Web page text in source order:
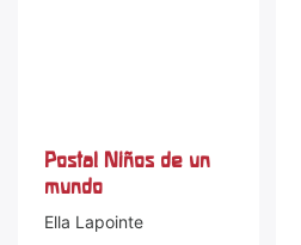
Postal Niños de un
mundo
Ella Lapointe